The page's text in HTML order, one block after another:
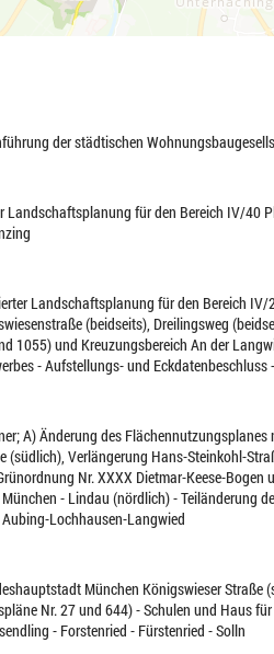
der städtischen
für den Bereich IV/40
Landschaftsplanung für den Bereich
(beidseits), Dreilingsweg
1055) und Kreuzungsbereich An der
- Aufstellungs- und Eckdatenbeschluss -
A) Änderung des
(südlich), Verlängerung Hans-Steinkohl-
Nr. XXXX Dietmar-Keese-
- Lindau (nördlich) - Teiländerung
Lochhausen-Langwied
München Königswieser Straße
Nr. 27 und 644) - Schulen und Haus
- Forstenried - Fürstenried - Solln